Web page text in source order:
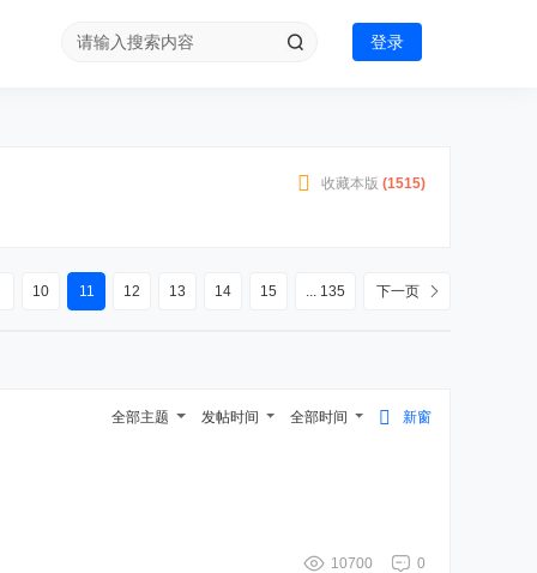
登录
收藏本版 (1515)
10 11 12 13 14 15 ... 135 下一页
新窗
全部时间
发帖时间
全部主题
0
10700